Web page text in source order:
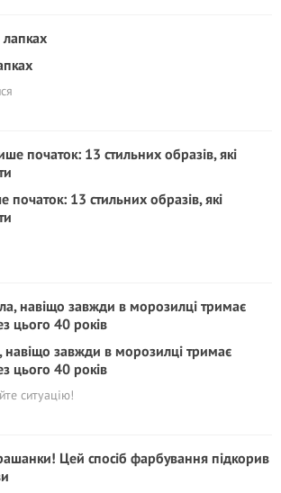
початок: 13 стильних образів, які
навіщо завжди в морозилці тримає
цього 40 років
ситуацію!